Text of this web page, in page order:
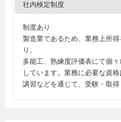
社内検定制度
制度あり
製造業であるため、業務上所
り。
多能工、熟練度評価表にて個
しています。業務に必要な資
講習などを通じて、受験・取得